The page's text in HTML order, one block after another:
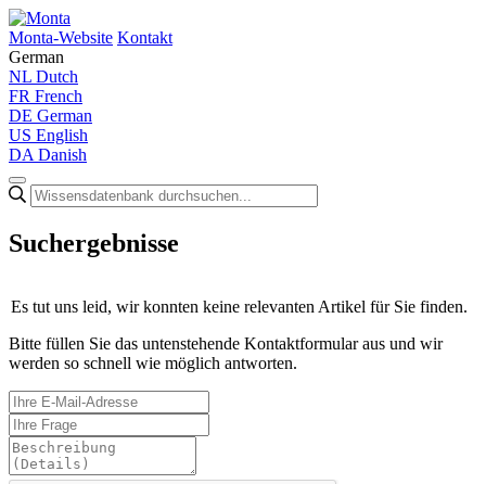
Monta-Website Kontakt
German
NL Dutch
FR French
DE German
US English
DA Danish
Suchergebnisse
Es tut uns leid, wir konnten keine relevanten Artikel für Sie finden.
Bitte füllen Sie das untenstehende Kontaktformular aus und wir
werden so schnell wie möglich antworten.